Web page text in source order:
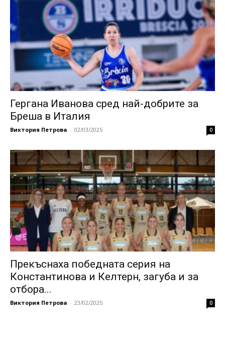
Гергана Иванова сред най-добрите за
Бреша в Италия
Виктория Петрова - 02/03/2025 0
Прекъснаха победната серия на
Константинова и Келтерн, загуба и за
отбора...
Виктория Петрова - 23/02/2025 0